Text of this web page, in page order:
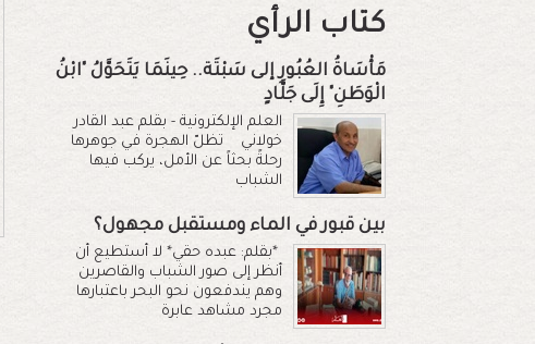
كتاب الرأي
مَأْسَاةُ العُبُورِ إلى سَبْتَة.. حِينَمَا يَتَحَوَّلُ "ابْنُ
الْوَطَنِ" إِلَى جَلَّادٍ
العلم الإلكترونية - بقلم عبد القادر
خولاني تظلّ الهجرة في جوهرها
رحلةً بحثاً عن الأمل، يركب فيها
الشباب
بين قبور في الماء ومستقبل مجهول؟
*بقلم: عبده حقي* لا أستطيع أن
أنظر إلى صور الشباب والقاصرين
وهم يندفعون نحو البحر باعتبارها
مجرد مشاهد عابرة